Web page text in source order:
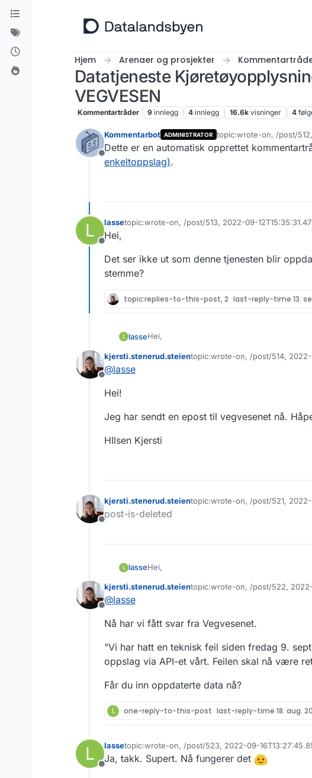
Hopp til innhold
Hjem Arenaer og prosjekter
Datatjeneste
VEGVESEN
Kommentartråder 9 innlegg 4 innlegg 16.6k visninger 4
Frakoblet
Kommentarbot ADMINISTRATOR topic:wrote-on, /post/
Sist endret av
Dette er en automatisk opprettet
enkeltoppslag).
L
Frakoblet
lassetopic:wrote-on, /post/513, 2022-09-
Sist endret av
Hei,
Det ser ikke ut som denne tjenesten blir
stemme?
topic:replies-to-this-post, 2 last-reply-time 13.
L lasseHei,
Det ser ikke ut som denne tjenesten blir
Frakoblet
kjersti.stenerud.steientopic:wrote-on, /post/514,
Sist endret av
@lasse
Hei!
Jeg har sendt en epost til vegvesenet nå.
HIlsen Kjersti
Frakoblet
kjersti.stenerud.steientopic:wrote-on, /post/521, 2022-
Sist endret av
post-is-deleted
L lasseHei,
Det ser ikke ut som denne tjenesten blir
Frakoblet
kjersti.stenerud.steientopic:wrote-on, /post/522, 2022-
Sist endret av
@lasse
Nå har vi fått svar fra Vegvesenet.
"Vi har hatt en teknisk feil siden fredag 9.
oppslag via API-et vårt. Feilen skal nå være
Får du inn oppdaterte data nå?
L one-reply-to-this-post last-reply-time 18. aug.
L
Frakoblet
lassetopic:wrote-on, /post/523, 2022-09-
Sist endret av
Ja, takk. Supert. Nå fungerer det